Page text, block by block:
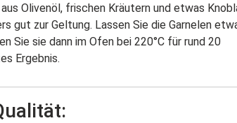
Olivenöl, frischen Kräutern und etwas
gut zur Geltung. Lassen Sie die Garnelen
Sie sie dann im Ofen bei 220°C für rund 20
Ergebnis.